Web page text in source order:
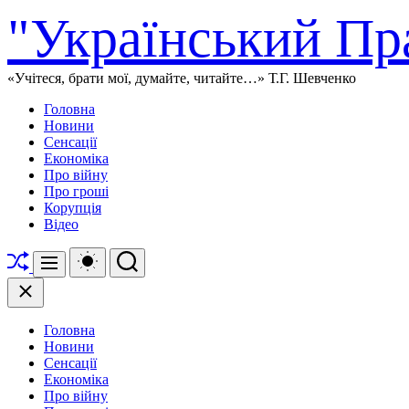
до
вмісту
"Український
«Учітеся, брати мої, думайте, читайте…» Т.Г. Шевченко
Головна
Новини
Сенсації
Економіка
Про війну
Про гроші
Корупція
Відео
Перетасувати
Меню
Перемикач
кольорового
Пошук
Закрити
Головна
Новини
Сенсації
Економіка
Про війну